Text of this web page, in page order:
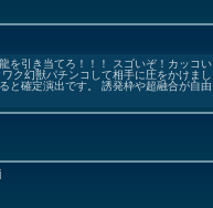
を引き当てろ！！！ スゴいぞ！カッコい
ク幻獣パチンコして相手に圧をかけまし
と確定演出です。 誘発枠や超融合が自由